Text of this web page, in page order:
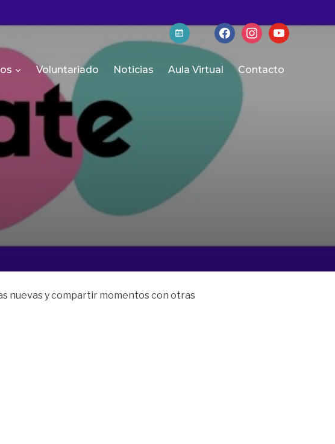
activa-
t
facebookinstagramyoutube
Voluntariado Noticias Aula Virtual Contacto
nuevas y compartir momentos con otras